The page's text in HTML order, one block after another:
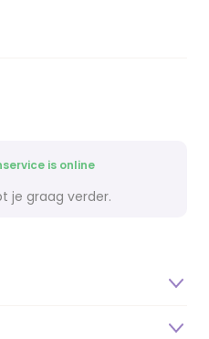
is online
je graag verder.